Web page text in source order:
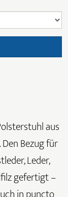
aus
Bezug für
Leder,
gefertigt –